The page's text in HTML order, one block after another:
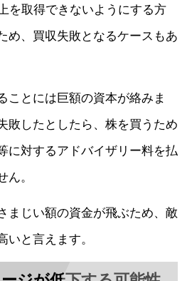
を取得できないようにする方
め、買収失敗となるケースもあ
ことには巨額の資本が絡みま
敗したとしたら、株を買うため
に対するアドバイザリー料を払
ん。
まじい額の資金が飛ぶため、敵
いと言えます。